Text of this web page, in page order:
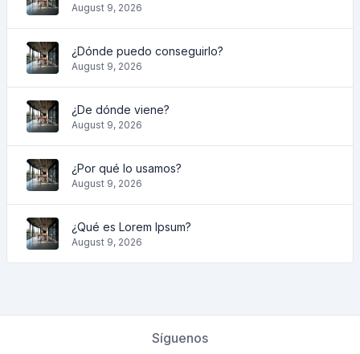
August 9, 2026
¿Dónde puedo conseguirlo?
August 9, 2026
¿De dónde viene?
August 9, 2026
¿Por qué lo usamos?
August 9, 2026
¿Qué es Lorem Ipsum?
August 9, 2026
Síguenos